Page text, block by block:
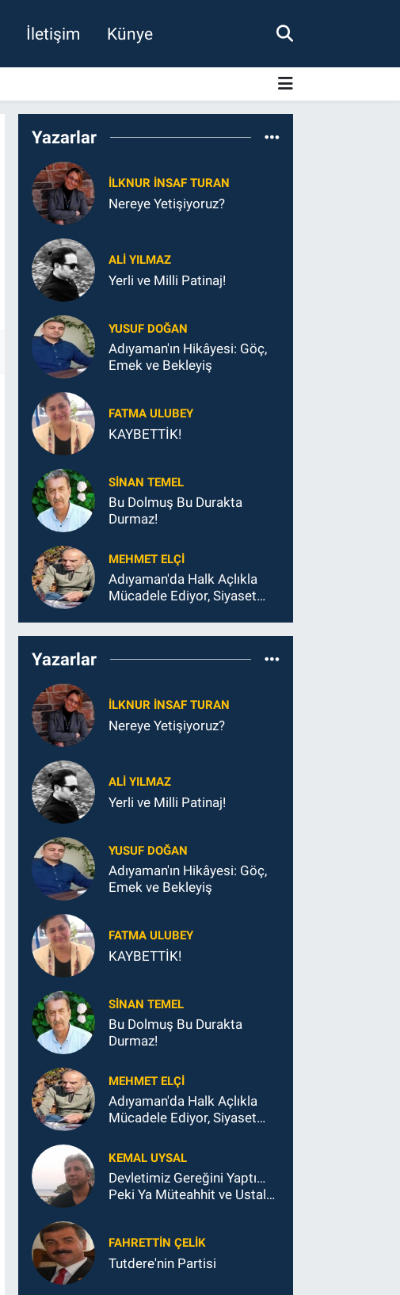
İletişim Künye
Yazarlar
İLKNUR İNSAF TURAN
Nereye Yetişiyoruz?
ALI YILMAZ
Yerli ve Milli Patinaj!
YUSUF DOĞAN
Adıyaman'ın Hikâyesi: Göç,
Emek ve Bekleyiş
FATMA ULUBEY
KAYBETTİK!
SINAN TEMEL
Bu Dolmuş Bu Durakta
Durmaz!
MEHMET ELÇI
Adıyaman'da Halk Açlıkla
Mücadele Ediyor, Siyaset
Yazarlar
İLKNUR İNSAF TURAN
Nereye Yetişiyoruz?
ALI YILMAZ
Yerli ve Milli Patinaj!
YUSUF DOĞAN
Adıyaman'ın Hikâyesi: Göç,
Emek ve Bekleyiş
FATMA ULUBEY
KAYBETTİK!
SINAN TEMEL
Bu Dolmuş Bu Durakta
Durmaz!
MEHMET ELÇI
Adıyaman'da Halk Açlıkla
Mücadele Ediyor, Siyaset
KEMAL UYSAL
Devletimiz Gereğini Yaptı…
Peki Ya Müteahhit ve Ustalar
FAHRETTIN ÇELİK
Tutdere'nin Partisi